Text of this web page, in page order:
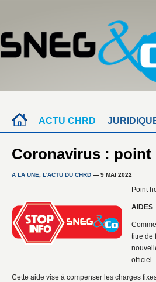
ACTU CHRD
Coronavirus : point
A LA UNE L'ACTU DU CHRD — 9 MAI 2022
Point
AIDES
titre de
officiel.
Cette aide vise à compenser les charges